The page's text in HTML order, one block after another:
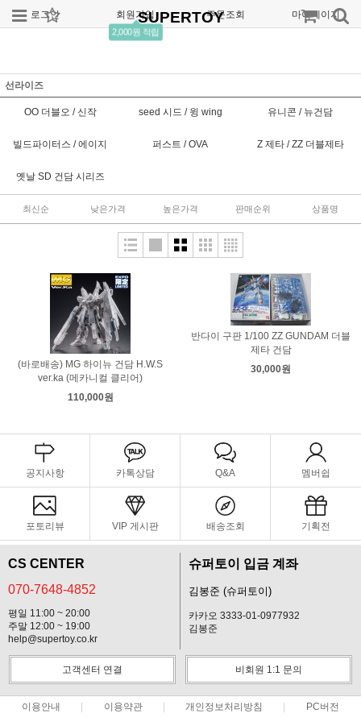
로그인 회원가입
2,000원 적립
주문조회 마이페이지
SUPERTOY
선라이즈
OO 더블오 / 신작 seed 시드 / 윙 wing 유니콘 / 뉴건담
빌드파이터스 / 에이지 퍼스트 / OVA Z 제타 / ZZ 더블제타
옛날 SD 건담 시리즈
최신순 낮은가격 높은가격 판매순위 상품명
(바로배송) MG 하이뉴 건담 H.W.S
ver.ka (메카니컬 클리어)
110,000원
반다이 구판 1/100 ZZ GUNDAM 더블
제타 건담
30,000원
공지사항 카톡상담 Q&A 멤버쉽
포토리뷰 VIP 게시판 배송조회 기획전
CS CENTER
070-7648-4852
평일 11:00 ~ 20:00
주말 12:00 ~ 19:00
help@supertoy.co.kr
슈퍼토이 입금 계좌
김봉준 (슈퍼토이)
카카오 3333-01-0977932
김봉준
고객센터 연결 비회원 1:1 문의
이용안내 이용약관 개인정보처리방침 PC버전